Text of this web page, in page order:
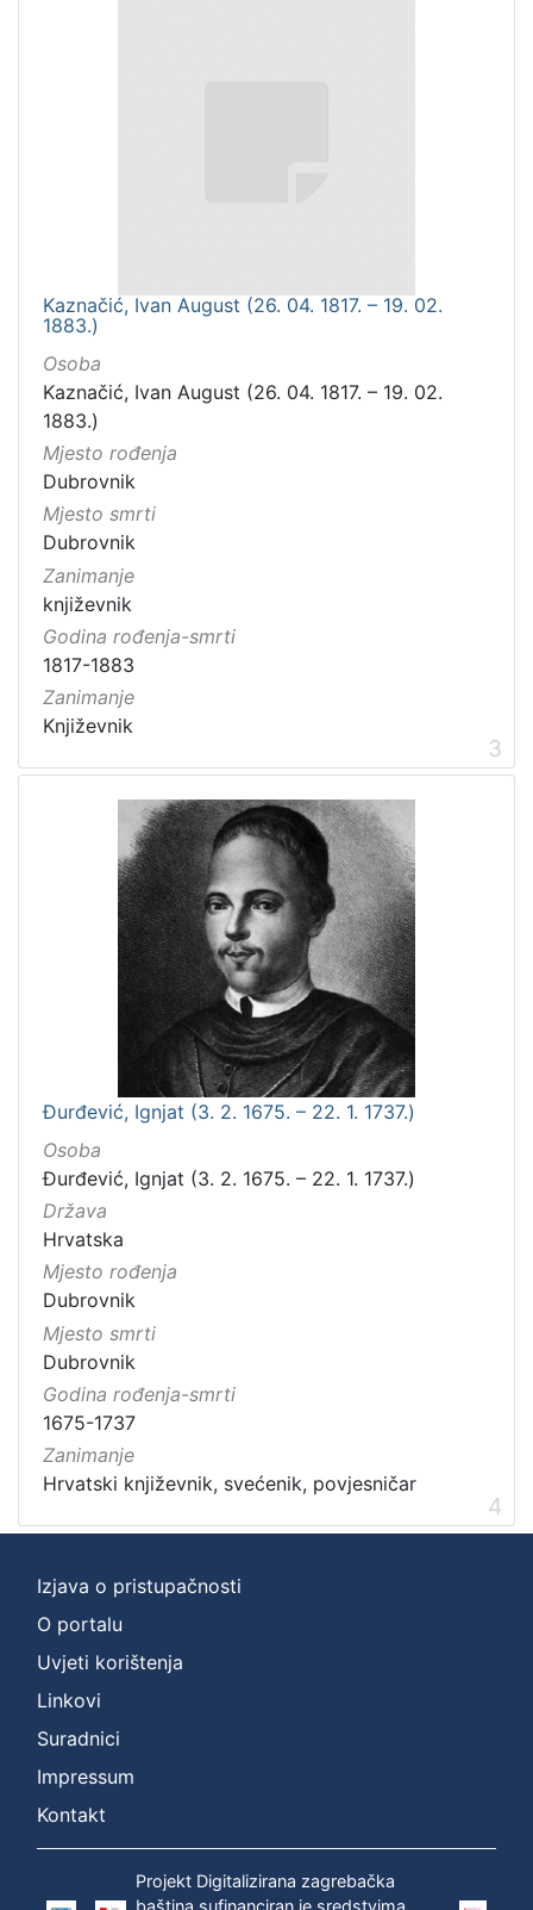
Kaznačić, Ivan August (26. 04. 1817. – 19. 02.
1883.)
Osoba
Kaznačić, Ivan August (26. 04. 1817. – 19. 02.
1883.)
Mjesto rođenja
Dubrovnik
Mjesto smrti
Dubrovnik
Zanimanje
književnik
Godina rođenja-smrti
1817-1883
Zanimanje
Književnik
3
Đurđević, Ignjat (3. 2. 1675. – 22. 1. 1737.)
Osoba
Đurđević, Ignjat (3. 2. 1675. – 22. 1. 1737.)
Država
Hrvatska
Mjesto rođenja
Dubrovnik
Mjesto smrti
Dubrovnik
Godina rođenja-smrti
1675-1737
Zanimanje
Hrvatski književnik, svećenik, povjesničar
4
Izjava o pristupačnosti
O portalu
Uvjeti korištenja
Linkovi
Suradnici
Impressum
Kontakt
Projekt Digitalizirana zagrebačka